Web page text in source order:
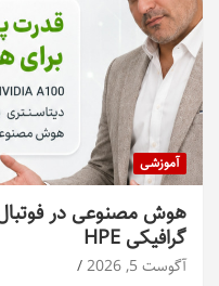
آموزشی
هوش مصنوعی در
گرافیکی HPE
آگوست 5, 2026